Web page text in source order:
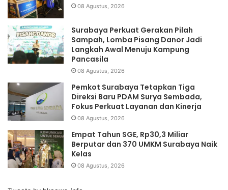
08 Agustus, 2026
Surabaya Perkuat Gerakan Pilah
Sampah, Lomba Pisang Danor Jadi
Langkah Awal Menuju Kampung
Pancasila
08 Agustus, 2026
Pemkot Surabaya Tetapkan Tiga
Direksi Baru PDAM Surya Sembada,
Fokus Perkuat Layanan dan Kinerja
08 Agustus, 2026
Empat Tahun SGE, Rp30,3 Miliar
Berputar dan 370 UMKM Surabaya Naik
Kelas
08 Agustus, 2026